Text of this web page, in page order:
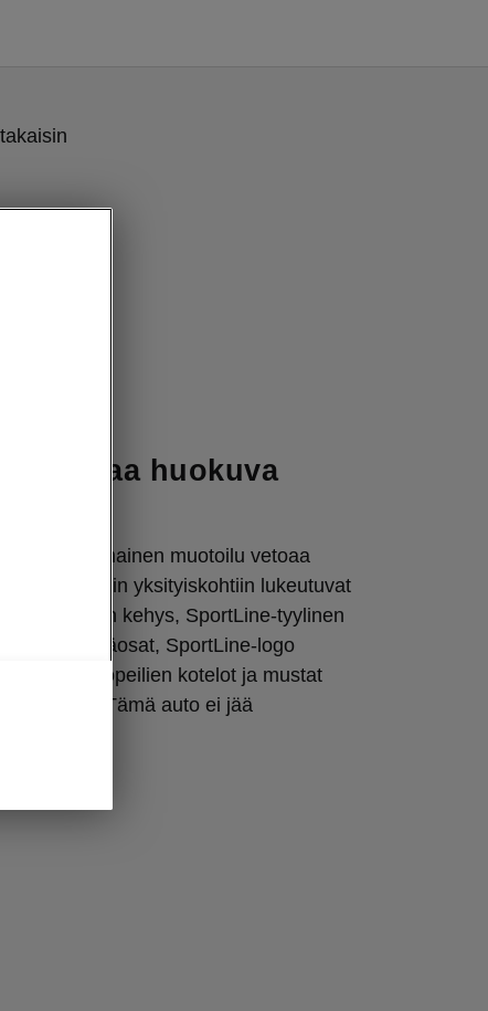
voimaa huokuva
omaleimainen muotoilu vetoaa
näyttävimpiin yksityiskohtiin lukeutuvat
säleikön kehys, SportLine-tyylinen
mustat lisäosat, SportLine-logo
mustat ulkopeilien kotelot ja mustat
Tämä auto ei jää